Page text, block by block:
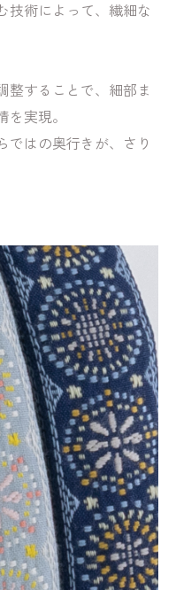
技術によって、繊細な
整することで、細部ま
実現。
ではの奥行きが、さり